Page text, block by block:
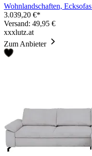
Wohnlandschaften, Ecksofas
3.039,20 €*
Versand: 49,95 €
xxxlutz.at
Zum Anbieter